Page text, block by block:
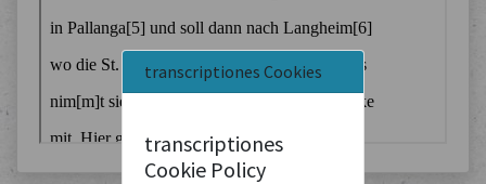
transcriptiones Cookies
transcriptiones
Cookie Policy